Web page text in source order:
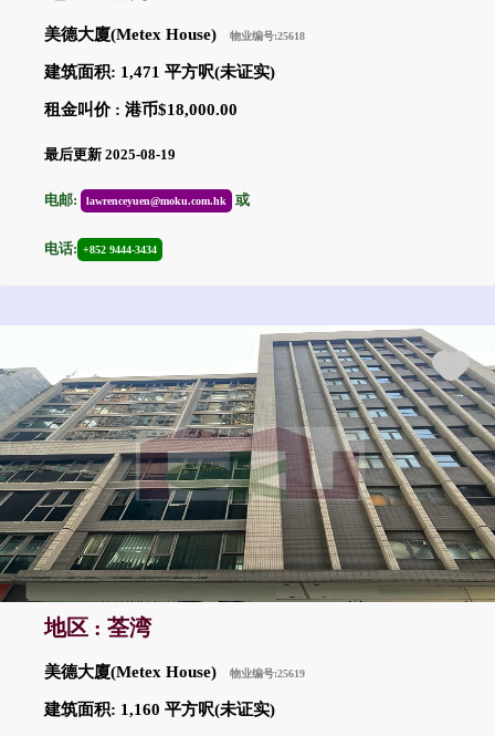
美德大廈(Metex House) 物业编号:25618
建筑面积: 1,471 平方呎(未证实)
租金叫价 : 港币$18,000.00
最后更新 2025-08-19
电邮: lawrenceyuen@moku.com.hk 或
电话: +852 9444-3434
地区 : 荃湾
美德大廈(Metex House) 物业编号:25619
建筑面积: 1,160 平方呎(未证实)